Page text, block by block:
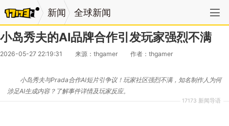
新闻 全球新闻
小岛秀夫的AI品牌合作引发玩家强烈不满
2026-05-27 22:19:31 来源：thgamer 作者：thgamer
17173 新闻导语
小岛秀夫与Prada合作AI短片引争议！玩家社区强烈不满，知名制作人为何
涉足AI生成内容？了解事件详情及玩家反应。